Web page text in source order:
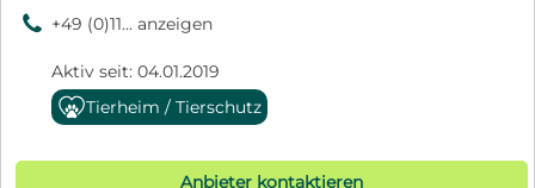
9 +49 (0)11... anzeigen
Aktiv seit: 04.01.2019
Tierheim / Tierschutz
Anbieter kontaktieren